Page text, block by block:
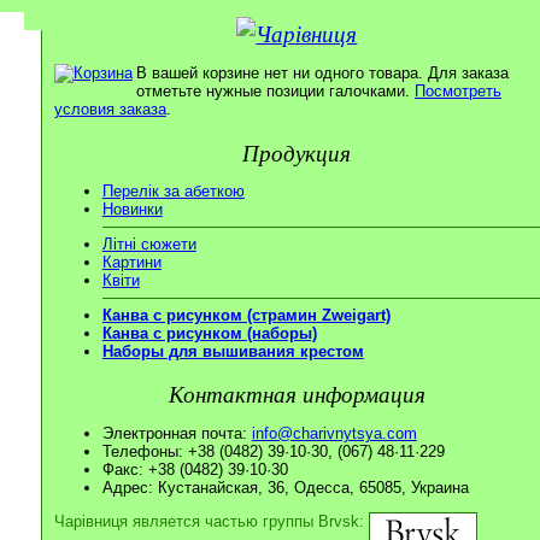
В вашей корзине нет ни одного товара. Для заказа
отметьте нужные позиции галочками. Посмотреть
условия заказа.
Продукция
Перелік за абеткою
Новинки
Літні сюжети
Картини
Квіти
Канва с рисунком (страмин Zweigart)
Канва с рисунком (наборы)
Наборы для вышивания крестом
Контактная информация
Электронная почта: info@charivnytsya.com
Телефоны: +38 (0482) 39·10·30, (067) 48·11·229
Факс: +38 (0482) 39·10·30
Адрес: Кустанайская, 36, Одесса, 65085, Украина
Чарівниця является частью группы Brvsk: